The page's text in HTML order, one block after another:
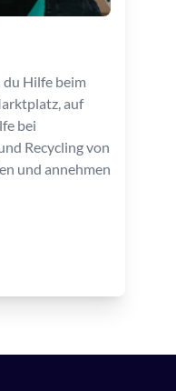
Hilfe beim
auf
bei
Recycling von
und annehmen